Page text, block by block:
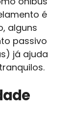
é
alguns
passivo
já ajuda